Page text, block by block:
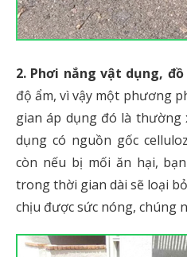
2. Phơi nắng vật dụng,
độ ẩm, vì vậy một phương
gian áp dụng đó là thường
dụng có nguồn gốc
còn nếu bị mối ăn hại,
trong thời gian dài sẽ loại
chịu được sức nóng, chúng